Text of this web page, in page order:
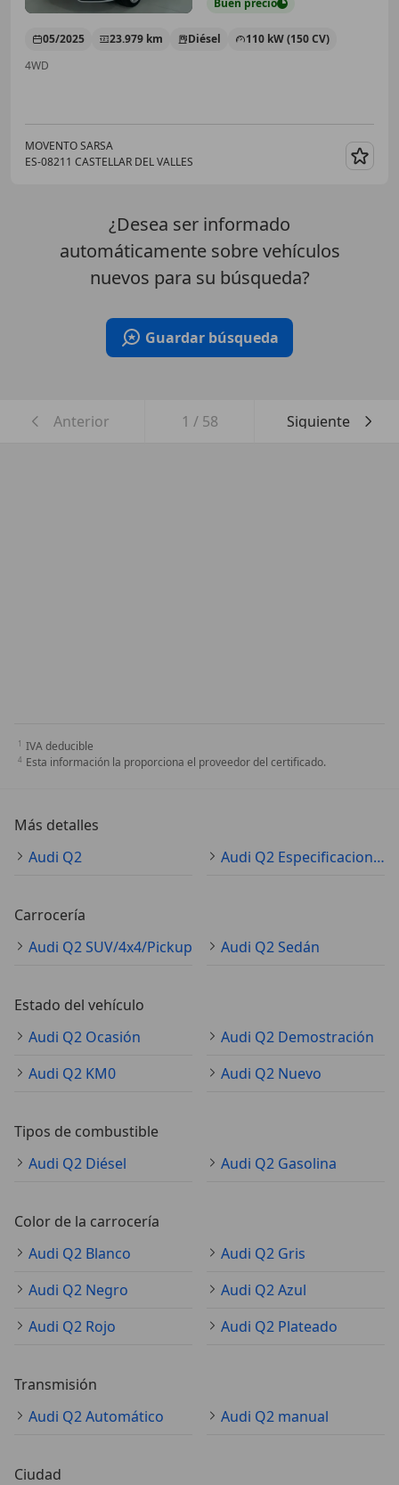
Buen precio
05/2025 23.979 km Diésel
110 kW (150 CV)
4WD
MOVENTO SARSA
ES-08211 CASTELLAR DEL VALLES
¿Desea ser informado
automáticamente sobre vehículos
nuevos para su búsqueda?
Guardar búsqueda
Anterior 1 / 58 Siguiente
IVA deducible
Esta información la proporciona el proveedor del certificado.
Más detalles
Audi Q2
Audi Q2 Especificaciones técnicas
Carrocería
Audi Q2 SUV/4x4/Pickup
Audi Q2 Sedán
Estado del vehículo
Audi Q2 Ocasión
Audi Q2 Demostración
Audi Q2 KM0
Audi Q2 Nuevo
Tipos de combustible
Audi Q2 Diésel
Audi Q2 Gasolina
Color de la carrocería
Audi Q2 Blanco
Audi Q2 Gris
Audi Q2 Negro
Audi Q2 Azul
Audi Q2 Rojo
Audi Q2 Plateado
Transmisión
Audi Q2 Automático
Audi Q2 manual
Ciudad